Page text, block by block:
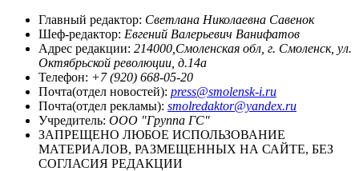
Главный редактор: Светлана Николаевна Савенок
Шеф-редактор: Евгений Валерьевич Ванифатов
Адрес редакции: 214000,Смоленская обл, г. Смоленск, ул.
Октябрьской революции, д.14а
Телефон: +7 (920) 668-05-20
Почта(отдел новостей): press@smolensk-i.ru
Почта(отдел рекламы): smolredaktor@yandex.ru
Учредитель: ООО "Группа ГС"
ЗАПРЕЩЕНО ЛЮБОЕ ИСПОЛЬЗОВАНИЕ
МАТЕРИАЛОВ, РАЗМЕЩЕННЫХ НА САЙТЕ, БЕЗ
СОГЛАСИЯ РЕДАКЦИИ